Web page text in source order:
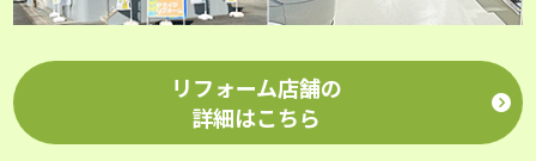
リフォーム店舗の
詳細はこちら